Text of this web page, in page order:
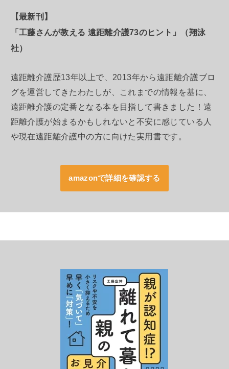
【最新刊】
「工藤さんが教える 遠距離介護73のヒント」（翔泳
社）
遠距離介護歴13年以上で、2013年から遠距離介護ブロ
グを運営してきたわたしが、これまでの情報を基に、
遠距離介護の定番となる本を目指して書きました！遠
距離介護が始まるかもしれないと不安に感じている人
や現在遠距離介護中の方に向けた実用書です。
amazonで詳細を確認する